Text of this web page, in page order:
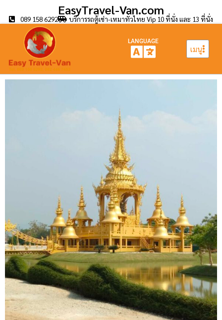
EasyTravel-Van.com
089 158 6292 บริการรถตู้เช่า-เหมาทั่วไทย Vip 10 ที่นั่ง และ 13 ที่นั่ง
เมนู
LANGUAGE